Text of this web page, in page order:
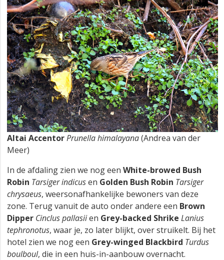
Altai AccentorPrunella himalayana(Andrea van der
Meer)
In de afdaling zien we nog een White-browed Bush
Robin Tarsiger indicusen Golden Bush Robin Tarsiger
chrysaeus, weersonafhankelijke bewoners van deze
zone. Terug vanuit de auto onder andere een Brown
Dipper Cinclus pallasiien Grey-backed Shrike Lanius
tephronotus, waar je, zo later blijkt, over struikelt. Bij het
hotel zien we nog een Grey-winged Blackbird Turdus
boulboul, die in een huis-in-aanbouw overnacht.